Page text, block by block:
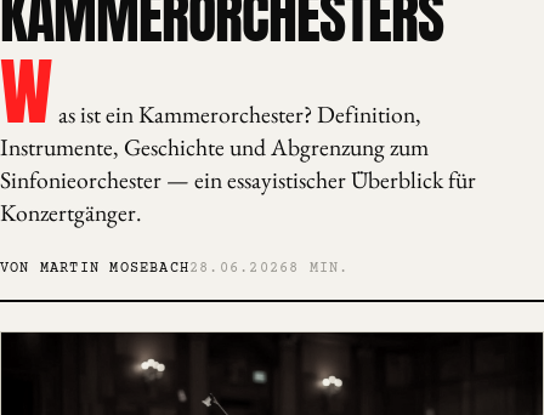
Was ist ein Kammerorchester? Definition,
Instrumente, Geschichte und Abgrenzung zum
Sinfonieorchester — ein essayistischer Überblick für
Konzertgänger.
VON MARTIN MOSEBACH28.06.2026 8 MIN.